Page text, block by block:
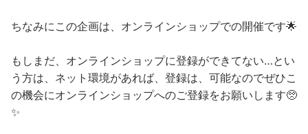
ちなみにこの企画は、オンラインショップでの開催です🌟
もしまだ、オンラインショップに登録ができてない…とい
う方は、ネット環境があれば、登録は、可能なのでぜひこ
の機会にオンラインショップへのご登録をお願いします🥺
✨